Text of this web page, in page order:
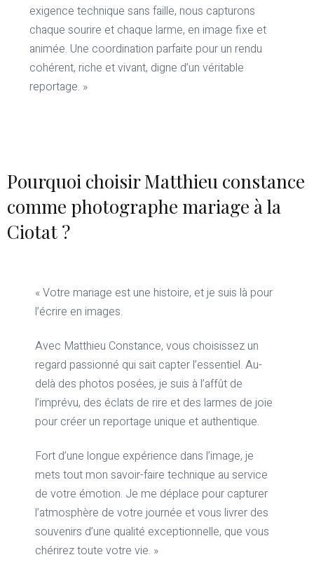
exigence technique sans faille, nous capturons
chaque sourire et chaque larme, en image fixe et
animée. Une coordination parfaite pour un rendu
cohérent, riche et vivant, digne d’un véritable
reportage. »
Pourquoi choisir Matthieu constance
comme photographe mariage à la
Ciotat ?
« Votre mariage est une histoire, et je suis là pour
l’écrire en images.
Avec Matthieu Constance, vous choisissez un
regard passionné qui sait capter l’essentiel. Au-
delà des photos posées, je suis à l’affût de
l’imprévu, des éclats de rire et des larmes de joie
pour créer un reportage unique et authentique.
Fort d’une longue expérience dans l’image, je
mets tout mon savoir-faire technique au service
de votre émotion. Je me déplace pour capturer
l’atmosphère de votre journée et vous livrer des
souvenirs d’une qualité exceptionnelle, que vous
chérirez toute votre vie. »